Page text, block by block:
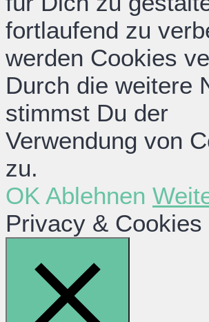
fortlaufend zu
werden Cookies
Durch die weitere
stimmst Du der
Verwendung von
zu.
OK Ablehnen
Privacy &